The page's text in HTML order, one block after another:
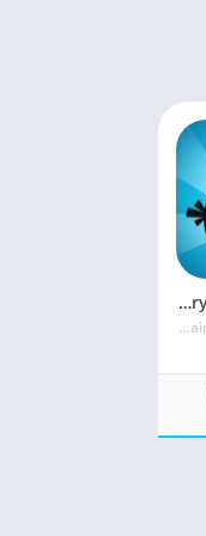
تحميل لعبة Rovio Classics: Angry Birds للأندرويد اخر اصدار
Rovio Entertainment Corporation